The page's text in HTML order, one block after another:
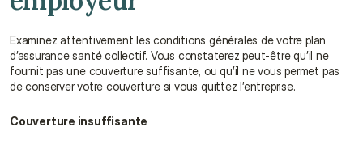
Examinez attentivement les conditions générales de votre plan
d’assurance santé collectif. Vous constaterez peut-être qu’il ne
fournit pas une couverture suffisante, ou qu’il ne vous permet pas
de conserver votre couverture si vous quittez l’entreprise.
Couverture insuffisante